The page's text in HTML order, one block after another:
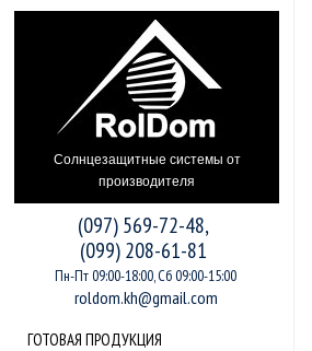
Солнцезащитные системы от
производителя
(097) 569-72-48,
(099) 208-61-81
Пн-Пт 09:00-18:00, Сб 09:00-15:00
roldom.kh@gmail.com
ГОТОВАЯ ПРОДУКЦИЯ